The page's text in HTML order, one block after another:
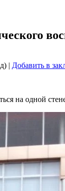
| Добавить в
на одной